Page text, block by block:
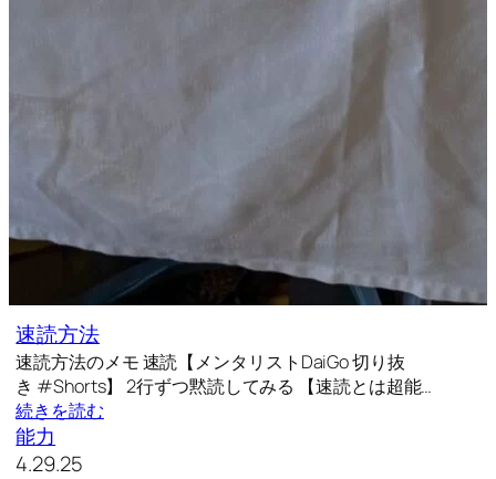
速読方法
速読方法のメモ 速読【メンタリストDaiGo 切り抜
き #Shorts】 2行ずつ黙読してみる 【速読とは超能…
続きを読む
能力
4.29.25